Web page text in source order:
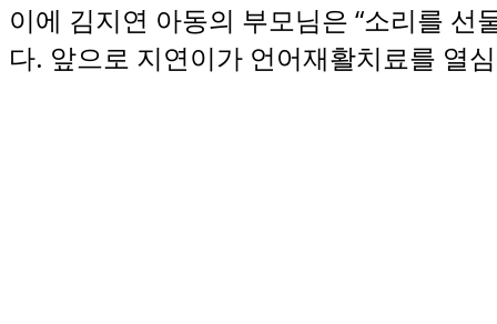
이에 김지연 아동의 부모님은 “소리를
다. 앞으로 지연이가 언어재활치료를 열